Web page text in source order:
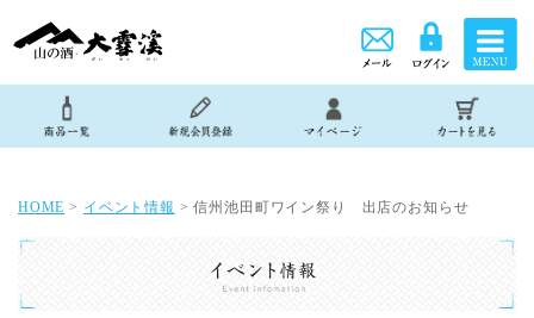
HOME > イベント情報 > 信州池田町ワイン祭り 出店のお知らせ